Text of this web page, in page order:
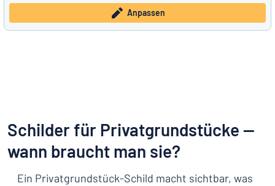
Anpassen
Schilder für Privatgrundstücke —
wann braucht man sie?
Ein Privatgrundstück-Schild macht sichtbar, was